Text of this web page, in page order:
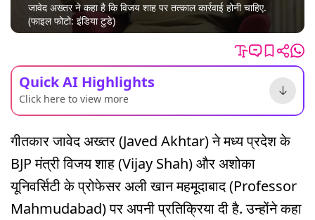
जावेद अख्तर ने कहा है कि विजय शाह पर तत्काल कार्रवाई होनी चाहिए.
(फाइल फोटो: इंडिया टुडे)
Quick AI Highlights
Click here to view more
गीतकार जावेद अख्तर (Javed Akhtar) ने मध्य प्रदेश के
BJP मंत्री विजय शाह (Vijay Shah) और अशोका
यूनिवर्सिटी के प्रोफेसर अली खान महमूदाबाद (Professor
Mahmudabad) पर अपनी प्रतिक्रिया दी है. उन्होंने कहा